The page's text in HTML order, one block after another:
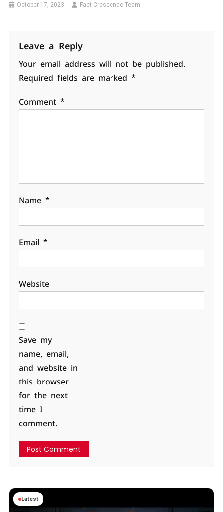
October 17, 2023 Fact Crescendo Team
Leave a Reply
Your email address will not be published.
Required fields are marked *
Comment *
Name *
Email *
Website
Save my
name, email,
and website in
this browser
for the next
time I
comment.
Latest